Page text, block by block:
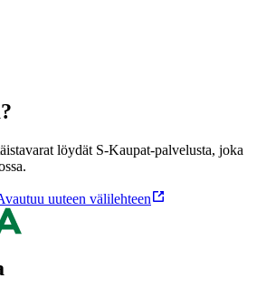
löydät S-Kaupat-palvelusta, joka
uuteen välilehteen